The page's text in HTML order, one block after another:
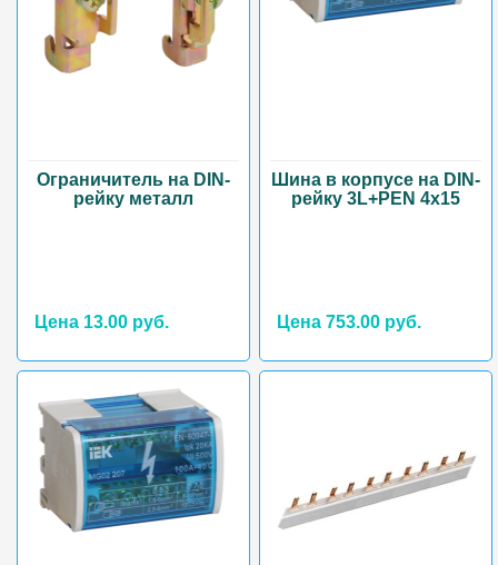
Ограничитель на DIN-
рейку металл
Цена 13.00 руб.
Шина в корпусе на DIN-
рейку 3L+PEN 4х15
Цена 753.00 руб.